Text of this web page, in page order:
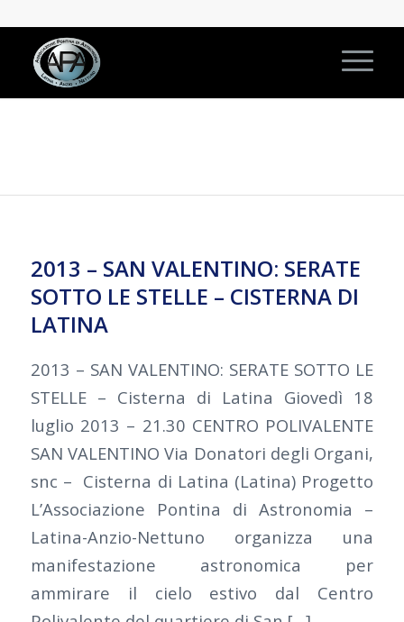
2013 – SAN VALENTINO: SERATE
SOTTO LE STELLE – CISTERNA DI
LATINA
2013 – SAN VALENTINO: SERATE SOTTO LE
STELLE – Cisterna di Latina Giovedì 18
luglio 2013 – 21.30 CENTRO POLIVALENTE
SAN VALENTINO Via Donatori degli Organi,
snc – Cisterna di Latina (Latina) Progetto
L’Associazione Pontina di Astronomia –
Latina-Anzio-Nettuno organizza una
manifestazione astronomica per
ammirare il cielo estivo dal Centro